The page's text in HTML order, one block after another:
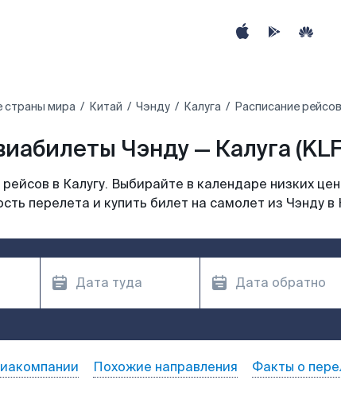
страны мира Китай Чэнду Калуга Расписание
Чэнду — Калуга
в Калугу. Выбирайте в календаре низких
перелета и купить билет на самолет из Чэнду в
Похожие направления Факты о